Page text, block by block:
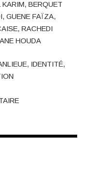
KARIM, BERQUET
, GUENE FAÏZA,
,RACHEDI
HOUDA
, IDENTITÉ,